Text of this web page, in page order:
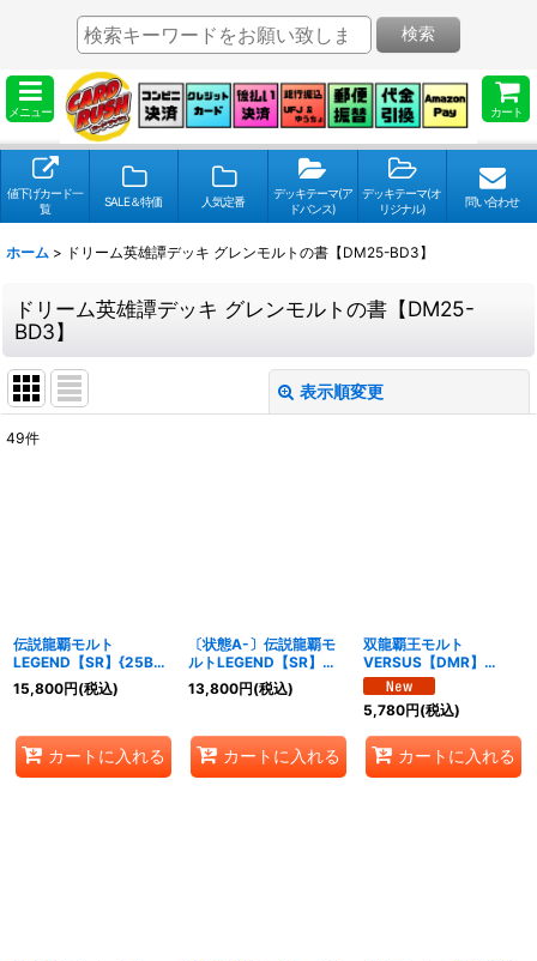
メニュー カート
検索
値下げカード一
覧
SALE＆特価 人気定番
デッキテーマ(ア
ドバンス)
デッキテーマ(オ
リジナル)
問い合わせ
ホーム > ドリーム英雄譚デッキ グレンモルトの書【DM25-BD3】
ドリーム英雄譚デッキ グレンモルトの書【DM25-
BD3】
表示順変更
49件
伝説龍覇モルト
LEGEND【SR】{25BD3
秘1/秘1}《多》
15,800円(税込)
カートに入れる
〔状態A-〕伝説龍覇モ
ルトLEGEND【SR】
{25BD3秘1/秘1}《多》
13,800円(税込)
カートに入れる
双龍覇王モルト
VERSUS【DMR】
{25BD3SP1/SP8}
《多》
5,780円(税込)
カートに入れる